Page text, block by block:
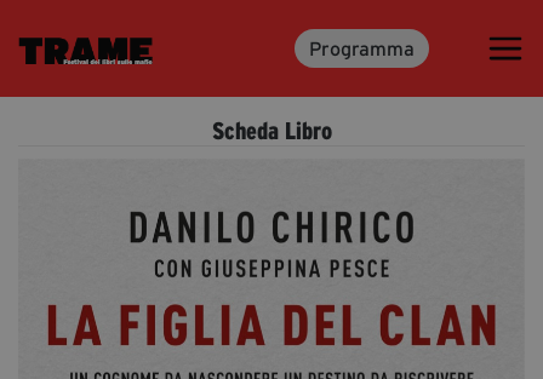
Programma
Trame.15
Media & Press
News & Kit
Scheda Libro